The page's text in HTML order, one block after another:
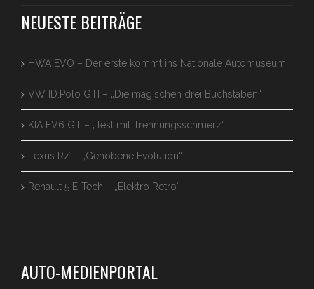
NEUESTE BEITRÄGE
HWA EVO – Der erste kommt ins Nationale Automuseum
VW ID.Polo GTI – „Die magischen drei Buchstaben“
KIA EV6 GT – „Test mit Trennungsschmerz“
Lexus RZ – „Gehobene Evolution“
Renault 5 E-Tech – „Elektro Retro“
AUTO-MEDIENPORTAL